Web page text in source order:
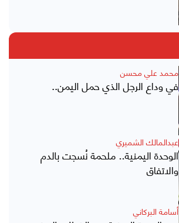
محمد علي محسن
في وداع الرجل الذي حمل اليمن..
عبدالمالك الشميري
الوحدة اليمنية.. ملحمة نُسجت بالدم
والاتفاق
أسامة البركاني